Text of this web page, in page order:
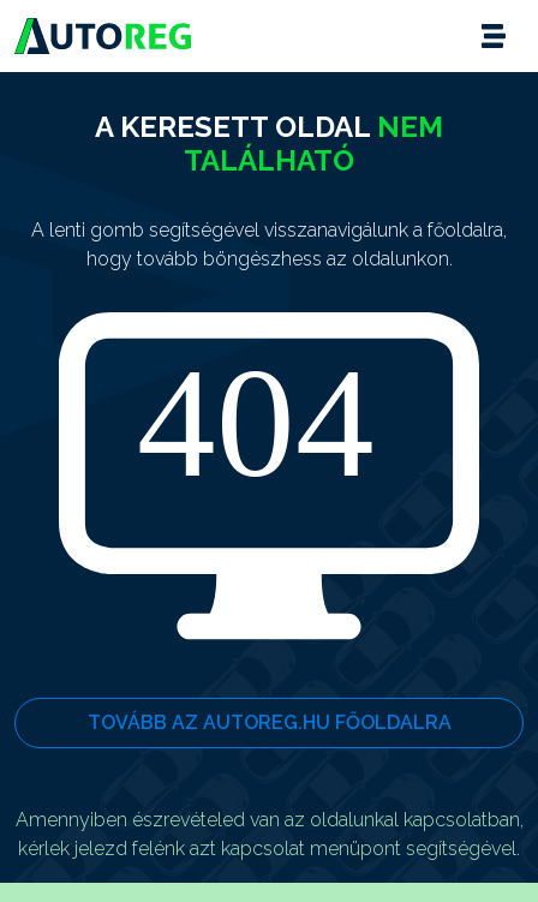
A KERESETT OLDAL NEM
TALÁLHATÓ
A lenti gomb segítségével visszanavigálunk a főoldalra,
hogy tovább böngészhess az oldalunkon.
TOVÁBB AZ AUTOREG.HU FŐOLDALRA
Amennyiben észrevételed van az oldalunkal kapcsolatban,
kérlek jelezd felénk azt kapcsolat menüpont segítségével.